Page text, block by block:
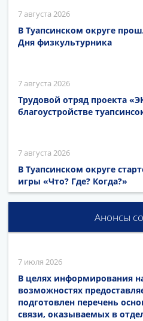
7 августа 2026
В Туапсинском округе
Дня физкультурника
7 августа 2026
Трудовой отряд проекта
благоустройстве
7 августа 2026
В Туапсинском округе
игры «Что? Где? Когда?»
Анонсы
7 июля 2026
В целях информирования
возможностях
подготовлен перечень
связи, оказываемых в